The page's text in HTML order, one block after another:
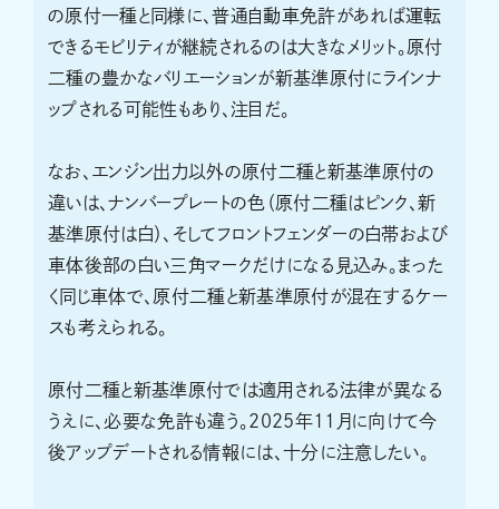
の原付一種と同様に、普通自動車免許があれば運転
できるモビリティが継続されるのは大きなメリット。原付
二種の豊かなバリエーションが新基準原付にラインナ
ップされる可能性もあり、注目だ。
なお、エンジン出力以外の原付二種と新基準原付の
違いは、ナンバープレートの色（原付二種はピンク、新
基準原付は白）、そしてフロントフェンダーの白帯および
車体後部の白い三角マークだけになる見込み。まった
く同じ車体で、原付二種と新基準原付が混在するケー
スも考えられる。
原付二種と新基準原付では適用される法律が異なる
うえに、必要な免許も違う。2025年11月に向けて今
後アップデートされる情報には、十分に注意したい。